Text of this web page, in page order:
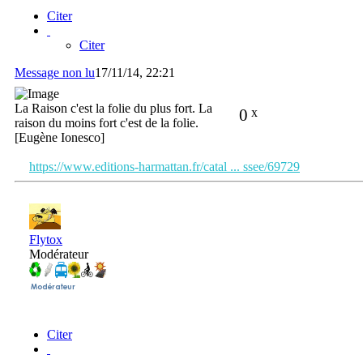
Citer
Citer
Message non lu17/11/14, 22:21
0 x
La Raison c'est la folie du plus fort. La
raison du moins fort c'est de la folie.
[Eugène Ionesco]
https://www.editions-harmattan.fr/catal ... ssee/69729
Flytox
Modérateur
Citer